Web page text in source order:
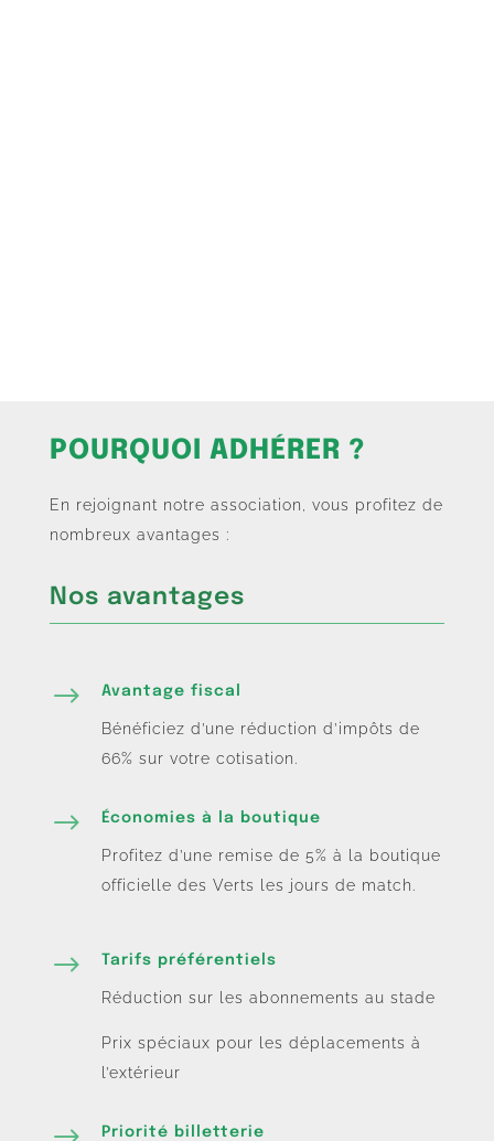
POURQUOI ADHÉRER ?
En rejoignant notre association, vous profitez de
nombreux avantages :
Nos avantages
$ Avantage fiscal
Bénéficiez d’une réduction d’impôts de
66% sur votre cotisation.
$ Économies à la boutique
Profitez d’une remise de 5% à la boutique
officielle des Verts les jours de match.
$ Tarifs préférentiels
Réduction sur les abonnements au stade
Prix spéciaux pour les déplacements à
l’extérieur
Priorité billetterie